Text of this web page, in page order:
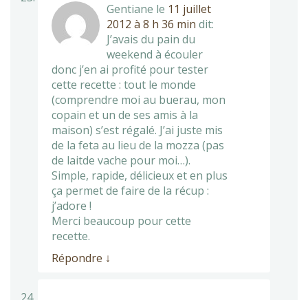
Gentiane le 11 juillet
2012 à 8 h 36 min dit:
J’avais du pain du
weekend à écouler
donc j’en ai profité pour tester
cette recette : tout le monde
(comprendre moi au buerau, mon
copain et un de ses amis à la
maison) s’est régalé. J’ai juste mis
de la feta au lieu de la mozza (pas
de laitde vache pour moi…).
Simple, rapide, délicieux et en plus
ça permet de faire de la récup :
j’adore !
Merci beaucoup pour cette
recette.
Répondre ↓